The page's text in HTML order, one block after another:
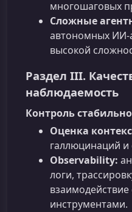
многошаговых
Сложные
автономных
высокой
Раздел III.
наблюдаемость
Контроль
Оценка
галлюцинаций и
Observability:
логи,
инструментами.